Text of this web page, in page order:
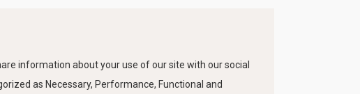
information about your use of our site with our social
as Necessary, Performance, Functional and